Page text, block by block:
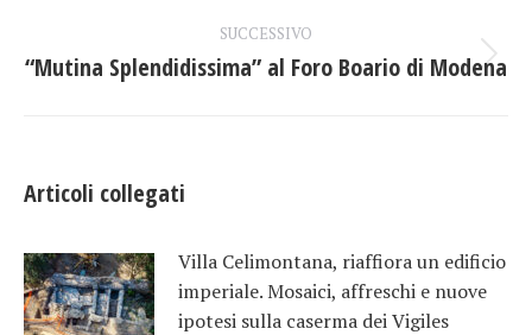
post
SUCCESSIVO
Prossimo
“Mutina Splendidissima” al Foro Boario di Modena
Articoli collegati
Villa Celimontana, riaffiora un edificio
imperiale. Mosaici, affreschi e nuove
ipotesi sulla caserma dei Vigiles